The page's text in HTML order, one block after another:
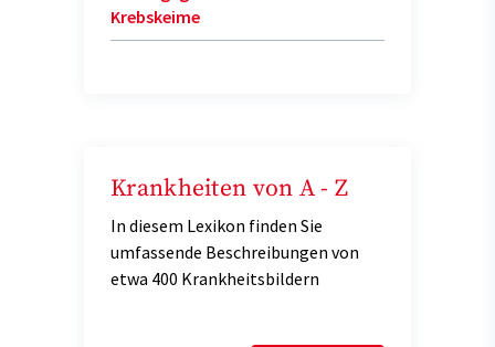
Krebskeime
Krankheiten von A - Z
In diesem Lexikon finden Sie
umfassende Beschreibungen von
etwa 400 Krankheitsbildern